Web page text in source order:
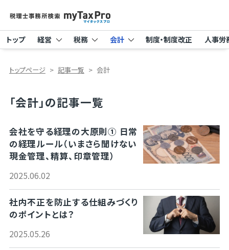
トップ 経営 税務 会計 制度・制度改正 人事労
トップページ 記事一覧 会計
「会計」の記事一覧
会社を守る経理の大原則① 日常
の経理ルール（いまさら聞けない
現金管理、精算、印章管理）
2025.06.02
社内不正を防止する仕組みづくり
のポイントとは？
2025.05.26